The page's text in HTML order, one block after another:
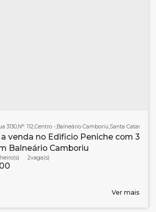
venda no Edificio Peniche com 3
Balneário Camboriu
3130,N°: 112,Centro ,Balneário Camboriú,Santa Catarina
2
Ver mais